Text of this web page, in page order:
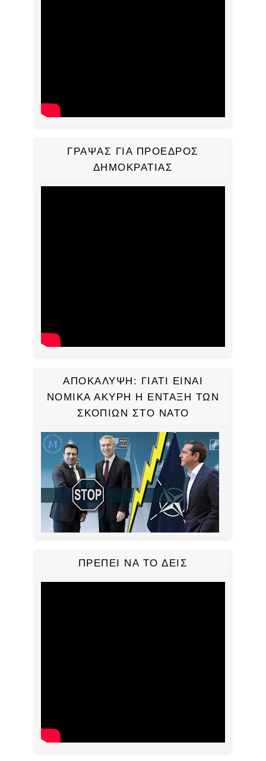
ΓΡΑΨΑΣ ΓΙΑ ΠΡΟΕΔΡΟΣ
ΔΗΜΟΚΡΑΤΙΑΣ
ΑΠΟΚΑΛΥΨΗ: ΓΙΑΤΙ ΕΙΝΑΙ
ΝΟΜΙΚΑ ΑΚΥΡΗ Η ΕΝΤΑΞΗ ΤΩΝ
ΣΚΟΠΙΩΝ ΣΤΟ ΝΑΤΟ
ΠΡΕΠΕΙ ΝΑ ΤΟ ΔΕΙΣ